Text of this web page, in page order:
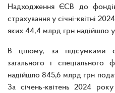
Надходження ЄСВ до
страхування у січні-квітні
яких 44,4 млрд грн надійшло у
В цілому, за підсумками
загального і
надійшло 845,6 млрд грн
За січень-квітень 2024